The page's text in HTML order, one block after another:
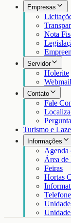
Empresas
Nota
Servidor
Holerite
Webmail
Contato
Fale
Turismo e
Informações
Agenda
Área de
Feiras
Hortas